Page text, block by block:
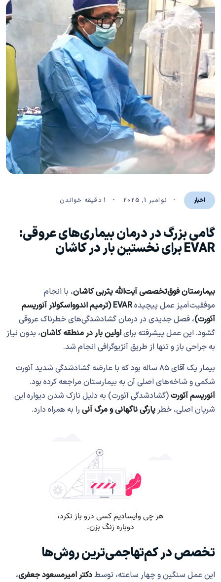
اخبار نوامبر 1, 2025 1 دقیقه خواندن
گامی بزرگ در درمان بیماری‌های عروقی:
EVAR برای نخستین بار در کاشان
بیمارستان فوق‌تخصصی آیت‌الله یثربی کاشان، با انجام
موفقیت‌آمیز عمل پیچیده
EVAR (ترمیم اندوواسکولار آنوریسم
آئورت)، فصل جدیدی در درمان گشادشدگی‌های خطرناک عروقی
گشود. این عمل پیشرفته برایاولین بار در منطقه کاشان، بدون نیاز
به جراحی باز و تنها از طریق آنژیوگرافی انجام شد.
بیمار یک آقای ۸۵ ساله بود که با عارضه گشادشدگی شدید آئورت
شکمی و شاخه‌های اصلی آن به بیمارستان مراجعه کرده بود.
آنوریسم آئورت(گشادشدگی آئورت) به دلیل نازک شدن دیواره این
شریان اصلی، خطرپارگی ناگهانی و مرگ آنی را به همراه دارد.
تخصص در کم‌تهاجمی‌ترین روش‌ها
این عمل سنگین و چهار ساعته، توسطدکتر امیرمسعود جعفری،